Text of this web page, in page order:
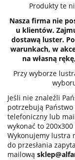
Produkty te
Nasza firma nie
u klientów.
dostawą luster.
warunkach, w
na własną
Przy wyborze
Jeśli nie znaleźli
potrzebują
telefoniczny lub
wykonać to
Wykonujemy lustra
do przesłania
mailową